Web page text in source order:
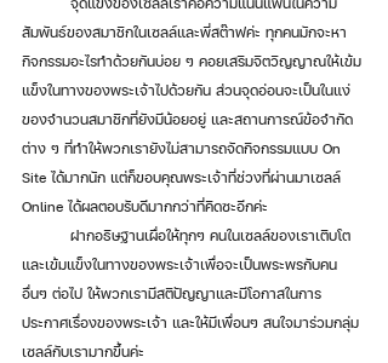
สัมพันธ์ของสมาชิกในเซลล์และพี่สต๊าฟค่ะ ทุกคนมักจะหา
กิจกรรมอะไรทำด้วยกันบ่อย ๆ คอยเสริมจิตวิญญาณ​ให้เข้ม
แข็งในทางของพระเจ้าไปด้วยกัน ส่วนจุดอ่อนจะเป็นในแง่
ของจำนวนสมาชิกที่ยังมีน้อยอยู่ และสถานการณ์​ข้อจำกัด
ต่าง ๆ ที่ทำให้พวกเรายังไม่สามารถ​จัดกิจกรรม​แบบ On
Site ได้มากนัก แต่ก็ขอบคุณพระเจ้าที่ช่วงที่ผ่านมาเซลล์
Online ได้ผลตอบรับดีมากกว่าที่คิดซะอีกค่ะ
และเข้มแข็งในทางของพระเจ้าเพื่อจะเป็นพระพรกับคน
อื่นๆ ต่อไป ให้พวกเรามีสติปัญญา​และมีโอกาสในการ
ประกาศเรื่องของพระเจ้า และให้มีเพื่อนๆ สนใจมาร่วมกลุ่ม
เซลล์กับเรามากขึ้นค่ะ